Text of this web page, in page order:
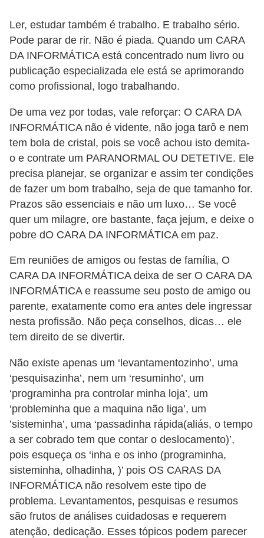
Ler, estudar também é trabalho. E trabalho sério.
Pode parar de rir. Não é piada. Quando um CARA
DA INFORMÁTICA está concentrado num livro ou
publicação especializada ele está se aprimorando
como profissional, logo trabalhando.
De uma vez por todas, vale reforçar: O CARA DA
INFORMÁTICA não é vidente, não joga tarô e nem
tem bola de cristal, pois se você achou isto demita-
o e contrate um PARANORMAL OU DETETIVE. Ele
precisa planejar, se organizar e assim ter condições
de fazer um bom trabalho, seja de que tamanho for.
Prazos são essenciais e não um luxo… Se você
quer um milagre, ore bastante, faça jejum, e deixe o
pobre dO CARA DA INFORMÁTICA em paz.
Em reuniões de amigos ou festas de família, O
CARA DA INFORMÁTICA deixa de ser O CARA DA
INFORMÁTICA e reassume seu posto de amigo ou
parente, exatamente como era antes dele ingressar
nesta profissão. Não peça conselhos, dicas… ele
tem direito de se divertir.
Não existe apenas um ‘levantamentozinho’, uma
‘pesquisazinha’, nem um ‘resuminho’, um
‘programinha pra controlar minha loja’, um
‘probleminha que a maquina não liga’, um
’sisteminha’, uma ‘passadinha rápida(aliás, o tempo
a ser cobrado tem que contar o deslocamento)’,
pois esqueça os ‘inha e os inho (programinha,
sisteminha, olhadinha, )’ pois OS CARAS DA
INFORMÁTICA não resolvem este tipo de
problema. Levantamentos, pesquisas e resumos
são frutos de análises cuidadosas e requerem
atenção, dedicação. Esses tópicos podem parecer
h
e
D
i
h
e
i
r
o
G
e
a
l
I
l
s
ã
o
d
e
ó
t
i
c
a